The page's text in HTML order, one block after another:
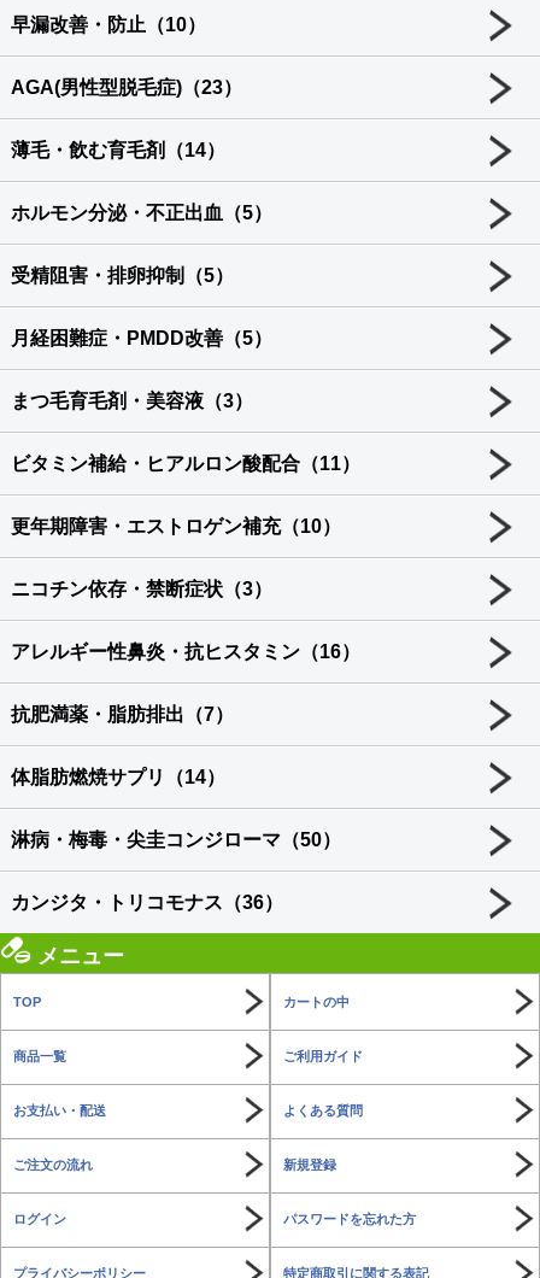
早漏改善・防止（10）
AGA(男性型脱毛症)（23）
薄毛・飲む育毛剤（14）
ホルモン分泌・不正出血（5）
受精阻害・排卵抑制（5）
月経困難症・PMDD改善（5）
まつ毛育毛剤・美容液（3）
ビタミン補給・ヒアルロン酸配合（11）
更年期障害・エストロゲン補充（10）
ニコチン依存・禁断症状（3）
アレルギー性鼻炎・抗ヒスタミン（16）
抗肥満薬・脂肪排出（7）
体脂肪燃焼サプリ（14）
淋病・梅毒・尖圭コンジローマ（50）
カンジタ・トリコモナス（36）
メニュー
TOP カートの中
商品一覧 ご利用ガイド
お支払い・配送 よくある質問
ご注文の流れ 新規登録
ログイン パスワードを忘れた方
プライバシーポリシー 特定商取引に関する表記